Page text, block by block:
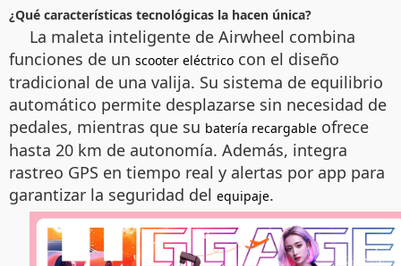
¿Qué características tecnológicas la hacen única?
La maleta inteligente de Airwheel combina
funciones de un scooter eléctrico con el diseño
tradicional de una valija. Su sistema de equilibrio
automático permite desplazarse sin necesidad de
pedales, mientras que su batería recargable ofrece
hasta 20 km de autonomía. Además, integra
rastreo GPS en tiempo real y alertas por app para
garantizar la seguridad del equipaje.